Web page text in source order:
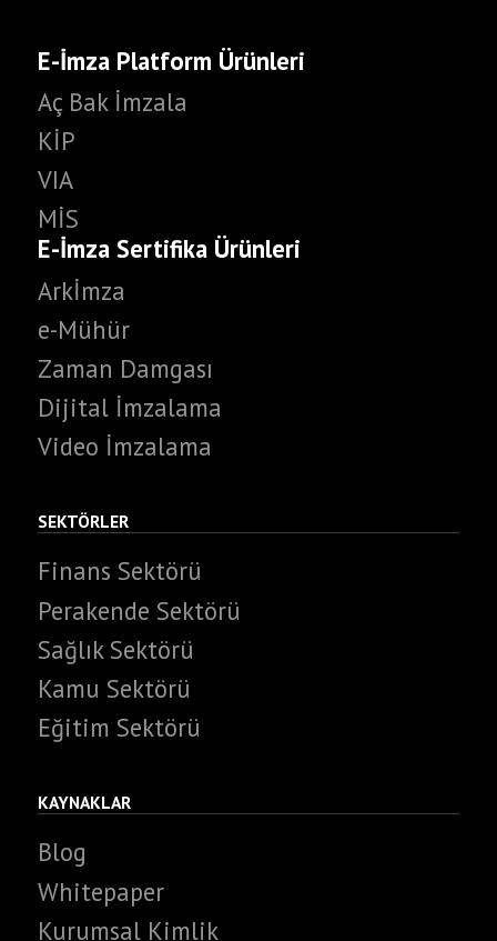
E-İmza Platform Ürünleri
Aç Bak İmzala
KİP
VIA
MİS
E-İmza Sertifika Ürünleri
Arkİmza
e-Mühür
Zaman Damgası
Dijital İmzalama
Video İmzalama
SEKTÖRLER
Finans Sektörü
Perakende Sektörü
Sağlık Sektörü
Kamu Sektörü
Eğitim Sektörü
KAYNAKLAR
Blog
Whitepaper
Kurumsal Kimlik